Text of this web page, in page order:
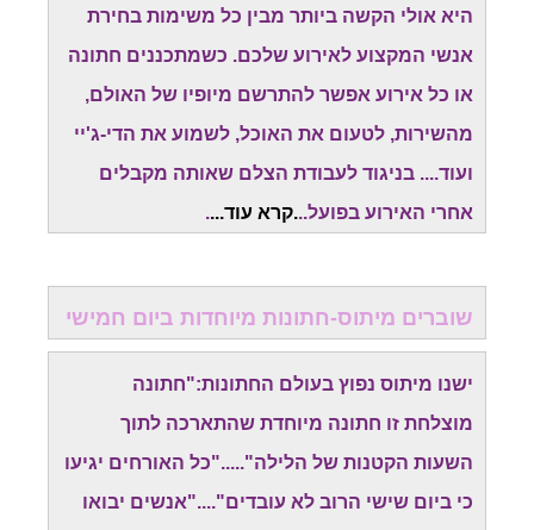
היא אולי הקשה ביותר מבין כל משימות בחירת
אנשי המקצוע לאירוע שלכם. כשמתכננים חתונה
או כל אירוע אפשר להתרשם מיופיו של האולם,
מהשירות, לטעום את האוכל, לשמוע את הדי-ג'יי
ועוד.... בניגוד לעבודת הצלם שאותה מקבלים
אחרי האירוע בפועל...קרא עוד...
.
שוברים מיתוס-חתונות מיוחדות ביום חמישי
ישנו מיתוס נפוץ בעולם החתונות:"חתונה
מוצלחת זו חתונה מיוחדת שהתארכה לתוך
השעות הקטנות של הלילה"....."כל האורחים יגיעו
כי ביום שישי הרוב לא עובדים"...."אנשים יבואו